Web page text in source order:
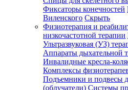
Фиксаторы конечностей
Виленского Скрыть
Физиотерапия и
низкочастотной терапии
Ультразвуковая (УЗ)
Аппараты дыхательной
Инвалидные кресла-
Комплексы
Подъемники и подвесы
(облучатели) Системы